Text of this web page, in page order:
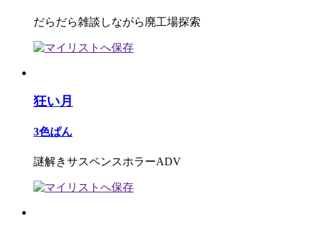
だらだら雑談しながら廃工場探索
狂い月
3色ぱん
謎解きサスペンスホラーADV